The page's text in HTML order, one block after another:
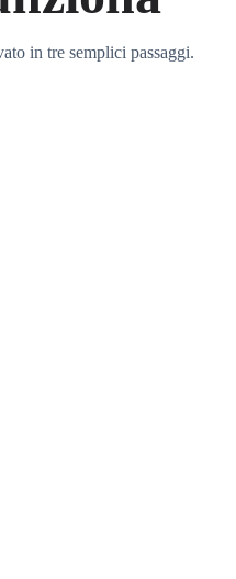
in tre semplici passaggi.